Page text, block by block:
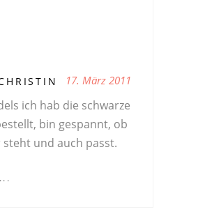
17. März 2011
ich hab die schwarze
bin gespannt, ob
steht und auch passt.